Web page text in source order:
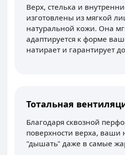
Верх, стелька и
изготовлены из мягкой
натуральной кожи. Она
адаптируется к форме
натирает и гарантирует
Тотальная
Благодаря сквозной
поверхности верха, ваши
"дышать" даже в самые